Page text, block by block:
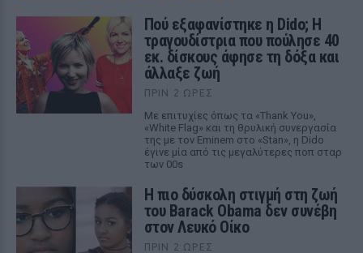
Πού εξαφανίστηκε η Dido; Η
τραγουδίστρια που πούλησε 40
εκ. δίσκους άφησε τη δόξα και
άλλαξε ζωή
ΠΡΙΝ 2 ΏΡΕΣ
Με επιτυχίες όπως τα «Thank You»,
«White Flag» και τη θρυλική συνεργασία
της με τον Eminem στο «Stan», η Dido
έγινε μία από τις μεγαλύτερες ποπ σταρ
των 00s
Η πιο δύσκολη στιγμή στη ζωή
του Barack Obama δεν συνέβη
στον Λευκό Οίκο
ΠΡΙΝ 2 ΏΡΕΣ